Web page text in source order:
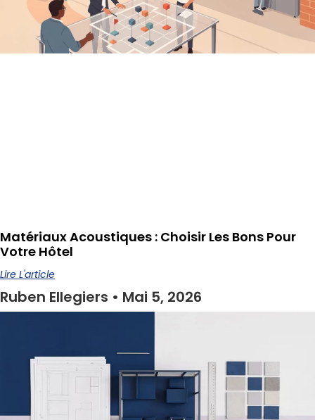
Matériaux Acoustiques : Choisir Les Bons Pour
Votre Hôtel
Lire L'article
Ruben Ellegiers Mai 5, 2026